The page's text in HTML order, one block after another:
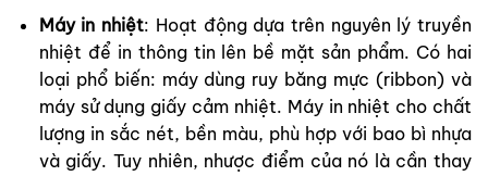
Máy in nhiệt: Hoạt động dựa trên nguyên lý truyền
nhiệt để in thông tin lên bề mặt sản phẩm. Có hai
loại phổ biến: máy dùng ruy băng mực (ribbon) và
máy sử dụng giấy cảm nhiệt. Máy in nhiệt cho chất
lượng in sắc nét, bền màu, phù hợp với bao bì nhựa
và giấy. Tuy nhiên, nhược điểm của nó là cần thay